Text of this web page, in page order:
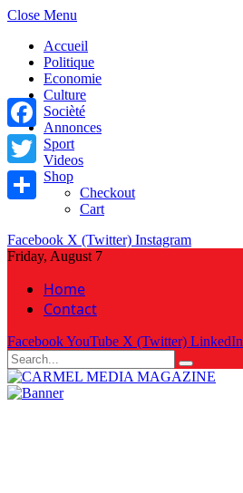
Close Menu
Accueil
Politique
Economie
Culture
Socièté
Annonces
Sport
Videos
Shop
Checkout
Cart
Facebook X (Twitter) Instagram
Friday, August 7
Home
Contact
FacebookYouTube X (Twitter) LinkedIn
Facebook
Twitter